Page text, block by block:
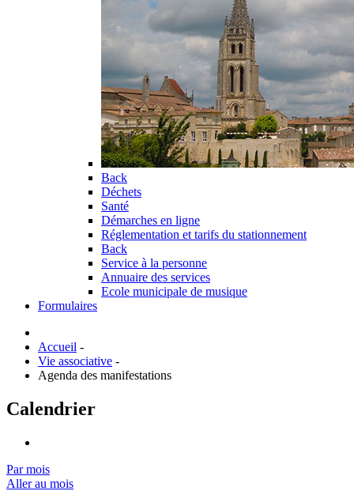
Back
Déchets
Santé
Démarches en ligne
Réglementation et tarifs du stationnement
Back
Service à la personne
Annuaire des services
Ecole municipale de musique
Formulaires
Accueil -
Vie associative -
Agenda des manifestations
Calendrier
Par mois
Aller au mois